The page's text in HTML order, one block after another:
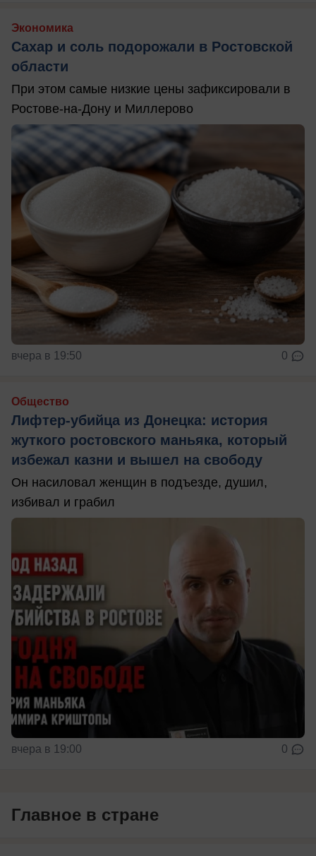
Экономика
Сахар и соль подорожали в Ростовской
области
При этом самые низкие цены зафиксировали в
Ростове-на-Дону и Миллерово
вчера в 19:50 0
Общество
Лифтер-убийца из Донецка: история
жуткого ростовского маньяка, который
избежал казни и вышел на свободу
Он насиловал женщин в подъезде, душил,
избивал и грабил
вчера в 19:00 0
Главное в стране